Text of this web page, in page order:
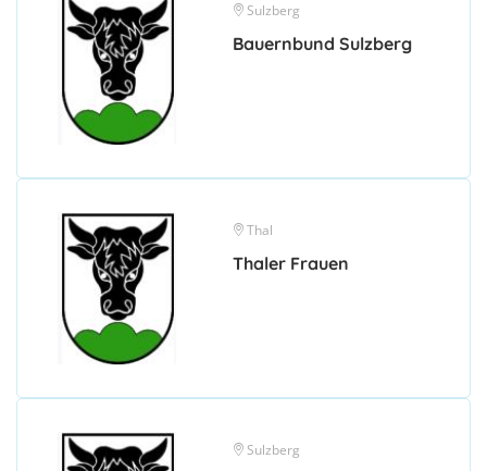
Sulzberg
Bauernbund Sulzberg
Thal
Thaler Frauen
Sulzberg